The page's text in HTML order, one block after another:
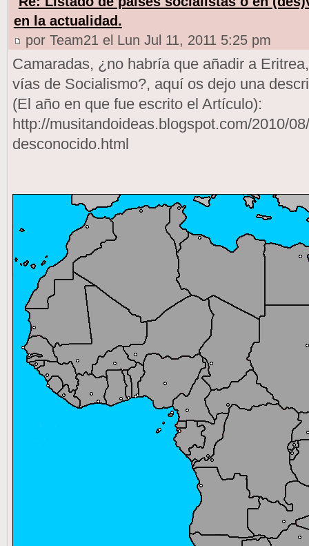
en la actualidad.
por Team21 el Lun Jul 11, 2011 5:25 pm
Camaradas, ¿no habría que añadir a
vías de Socialismo?, aquí os dejo una
(El año en que fue escrito el Artículo):
http://musitandoideas.blogspot.com/2010/
desconocido.html